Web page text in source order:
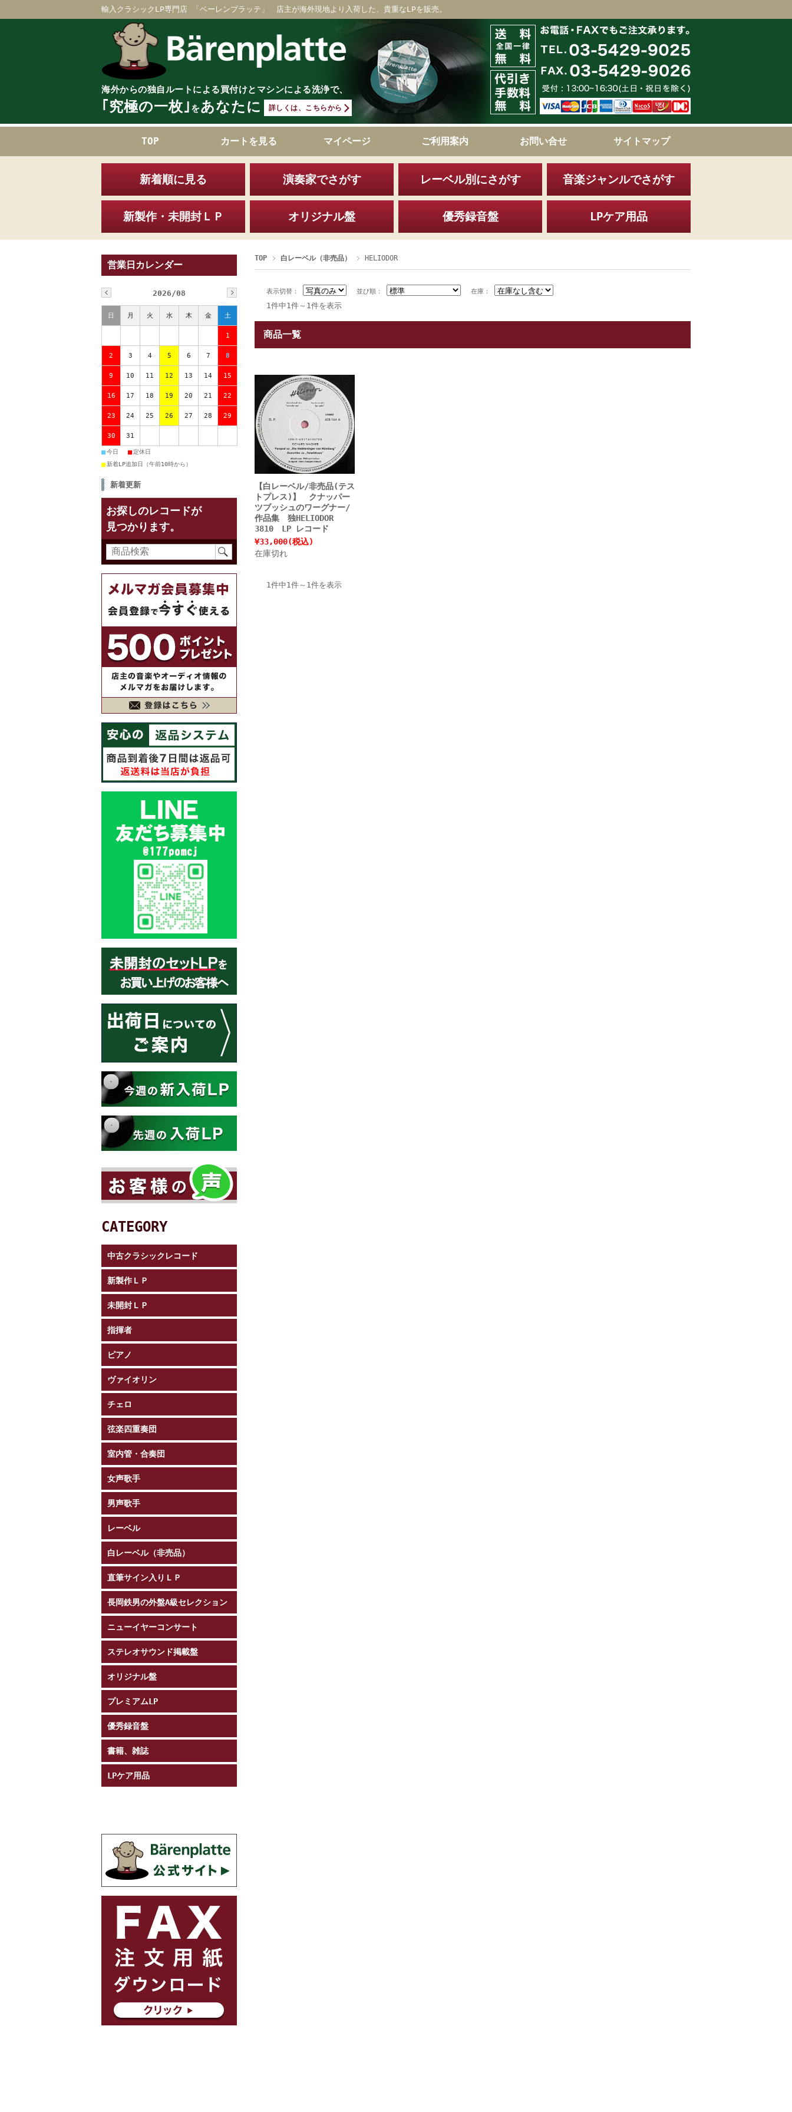
輸入クラシックLP専門店 「ベーレンプラッテ」 店主が海外現地より入荷した、貴重なLPを販売。
海外からの独自ルートによる買付けとマシンによる洗浄で、
｢究極の一枚｣ をあなたに 詳しくは、こちらから
TOP カートを見る マイページ ご利用案内 お問い合せ サイトマップ
新着順に見る 演奏家でさがす レーベル別にさがす 音楽ジャンルでさがす
新製作・未開封ＬＰ オリジナル盤 優秀録音盤 LPケア用品
TOP 白レーベル（非売品） HELIODOR
表示切替： 並び順： 在庫：
1件中1件～1件を表示
商品一覧
【白レーベル/非売品(テス
トプレス)】 クナッパー
ツブッシュのワーグナー/
作品集 独HELIODOR
3810 LP レコード
¥33,000(税込)
在庫切れ
1件中1件～1件を表示
営業日カレンダー
2026/08
日 月 火 水 木 金 土
1
2 3 4 5 6 7 8
9 10 11 12 13 14 15
16 17 18 19 20 21 22
23 24 25 26 27 28 29
30 31
■今日 ■定休日
■新着LP追加日（午前10時から）
新着更新
お探しのレコードが
見つかります。
CATEGORY
中古クラシックレコード
新製作ＬＰ
未開封ＬＰ
指揮者
ピアノ
ヴァイオリン
チェロ
弦楽四重奏団
室内管・合奏団
女声歌手
男声歌手
レーベル
白レーベル（非売品）
直筆サイン入りＬＰ
長岡鉄男の外盤A級セレクション
ニューイヤーコンサート
ステレオサウンド掲載盤
オリジナル盤
プレミアムLP
優秀録音盤
書籍、雑誌
LPケア用品